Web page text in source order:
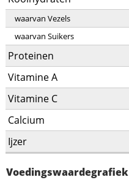
waarvan Vezels
waarvan Suikers
Proteinen
Vitamine A
Vitamine C
Calcium
Ijzer
Voedingswaardegrafiek